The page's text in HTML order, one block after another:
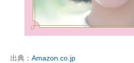
出典： Amazon.co.jp